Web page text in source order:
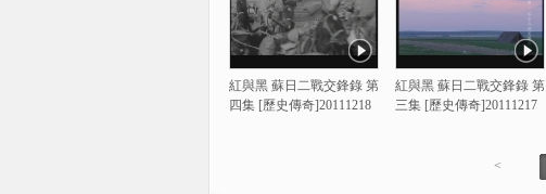
紅與黑 蘇日二戰交鋒錄 第
四集 [歷史傳奇]20111218
紅與黑 蘇日二戰交鋒錄 第
三集 [歷史傳奇]20111217
<